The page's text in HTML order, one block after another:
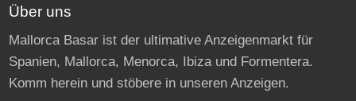
Über uns
Mallorca Basar ist der ultimative Anzeigenmarkt für
Spanien, Mallorca, Menorca, Ibiza und Formentera.
Komm herein und stöbere in unseren Anzeigen.